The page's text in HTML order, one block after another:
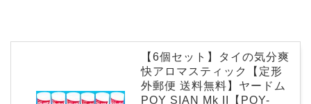
【6個セット】タイの気分爽
快アロマスティック【定形
外郵便 送料無料】ヤードム
POY SIAN Mk II【POY-